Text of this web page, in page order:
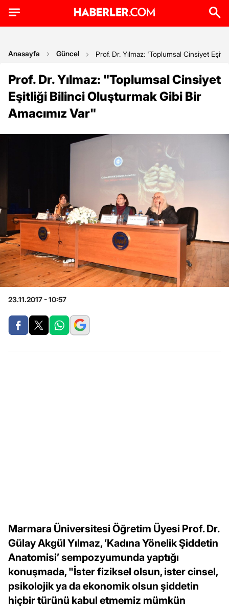
Anasayfa Güncel Prof. Dr. Yılmaz: 'Toplumsal Cinsiyet
Prof. Dr. Yılmaz: "Toplumsal Cinsiyet
Eşitliği Bilinci Oluşturmak Gibi Bir
Amacımız Var"
23.11.2017 - 10:57
Marmara Üniversitesi Öğretim Üyesi Prof. Dr.
Gülay Akgül Yılmaz, ’Kadına Yönelik Şiddetin
Anatomisi’ sempozyumunda yaptığı
konuşmada, "İster fiziksel olsun, ister cinsel,
psikolojik ya da ekonomik olsun şiddetin
hiçbir türünü kabul etmemiz mümkün